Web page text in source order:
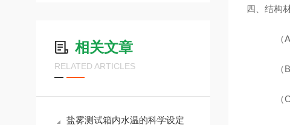
相关文章
RELATED ARTICLES
盐雾测试箱内水温的科学设定
四、结构
（